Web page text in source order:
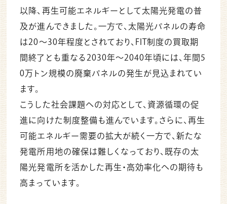
以降、再生可能エネルギーとして太陽光発電の普
及が進んできました。一方で、太陽光パネルの寿命
は20～30年程度とされており、FIT制度の買取期
間終了とも重なる2030年～2040年頃には、年間5
0万トン規模の廃棄パネルの発生が見込まれてい
ます。
こうした社会課題への対応として、資源循環の促
進に向けた制度整備も進んでいます。さらに、再生
可能エネルギー需要の拡大が続く一方で、新たな
発電所用地の確保は難しくなっており、既存の太
陽光発電所を活かした再生・高効率化への期待も
高まっています。